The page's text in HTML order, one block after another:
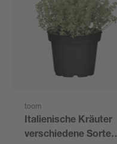
toom
Italienische Kräuter
verschiedene Sorten